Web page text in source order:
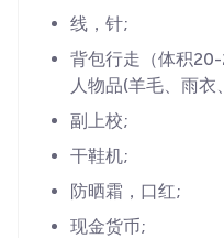
线，针;
背包行走（体积
人物品(羊毛、雨衣
副上校;
干鞋机;
防晒霜，口红;
现金货币;